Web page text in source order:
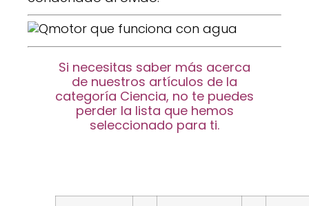
Si necesitas saber más acerca
de nuestros artículos de la
categoría Ciencia, no te puedes
perder la lista que hemos
seleccionado para ti.